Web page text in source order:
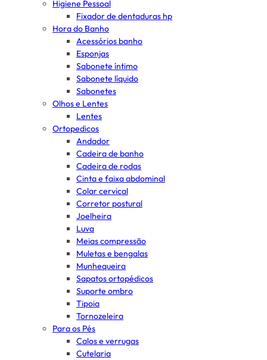
Higiene Pessoal
Fixador de dentaduras hp
Hora do Banho
Acessórios banho
Esponjas
Sabonete íntimo
Sabonete líquido
Sabonetes
Olhos e Lentes
Lentes
Ortopedicos
Andador
Cadeira de banho
Cadeira de rodas
Cinta e faixa abdominal
Colar cervical
Corretor postural
Joelheira
Luva
Meias compressão
Muletas e bengalas
Munhequeira
Sapatos ortopédicos
Suporte ombro
Tipoia
Tornozeleira
Para os Pés
Calos e verrugas
Cutelaria